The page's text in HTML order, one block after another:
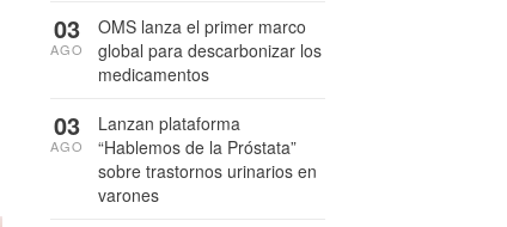
OMS lanza el primer marco
global para descarbonizar los
medicamentos
03
AGO
Lanzan plataforma
“Hablemos de la Próstata”
sobre trastornos urinarios en
varones
03
AGO